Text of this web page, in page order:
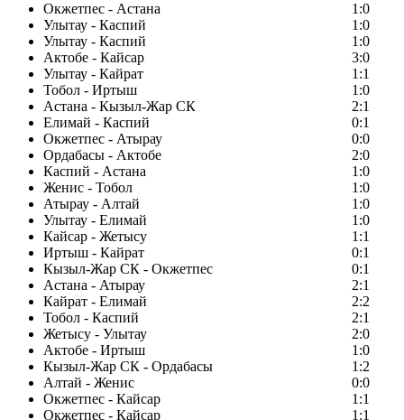
Окжетпес - Астана
1:0
Улытау - Каспий
1:0
Улытау - Каспий
1:0
Актобе - Кайсар
3:0
Улытау - Кайрат
1:1
Тобол - Иртыш
1:0
Астана - Кызыл-Жар СК
2:1
Елимай - Каспий
0:1
Окжетпес - Атырау
0:0
Ордабасы - Актобе
2:0
Каспий - Астана
1:0
Женис - Тобол
1:0
Атырау - Алтай
1:0
Улытау - Елимай
1:0
Кайсар - Жетысу
1:1
Иртыш - Кайрат
0:1
Кызыл-Жар СК - Окжетпес
0:1
Астана - Атырау
2:1
Кайрат - Елимай
2:2
Тобол - Каспий
2:1
Жетысу - Улытау
2:0
Актобе - Иртыш
1:0
Кызыл-Жар СК - Ордабасы
1:2
Алтай - Женис
0:0
Окжетпес - Кайсар
1:1
Окжетпес - Кайсар
1:1